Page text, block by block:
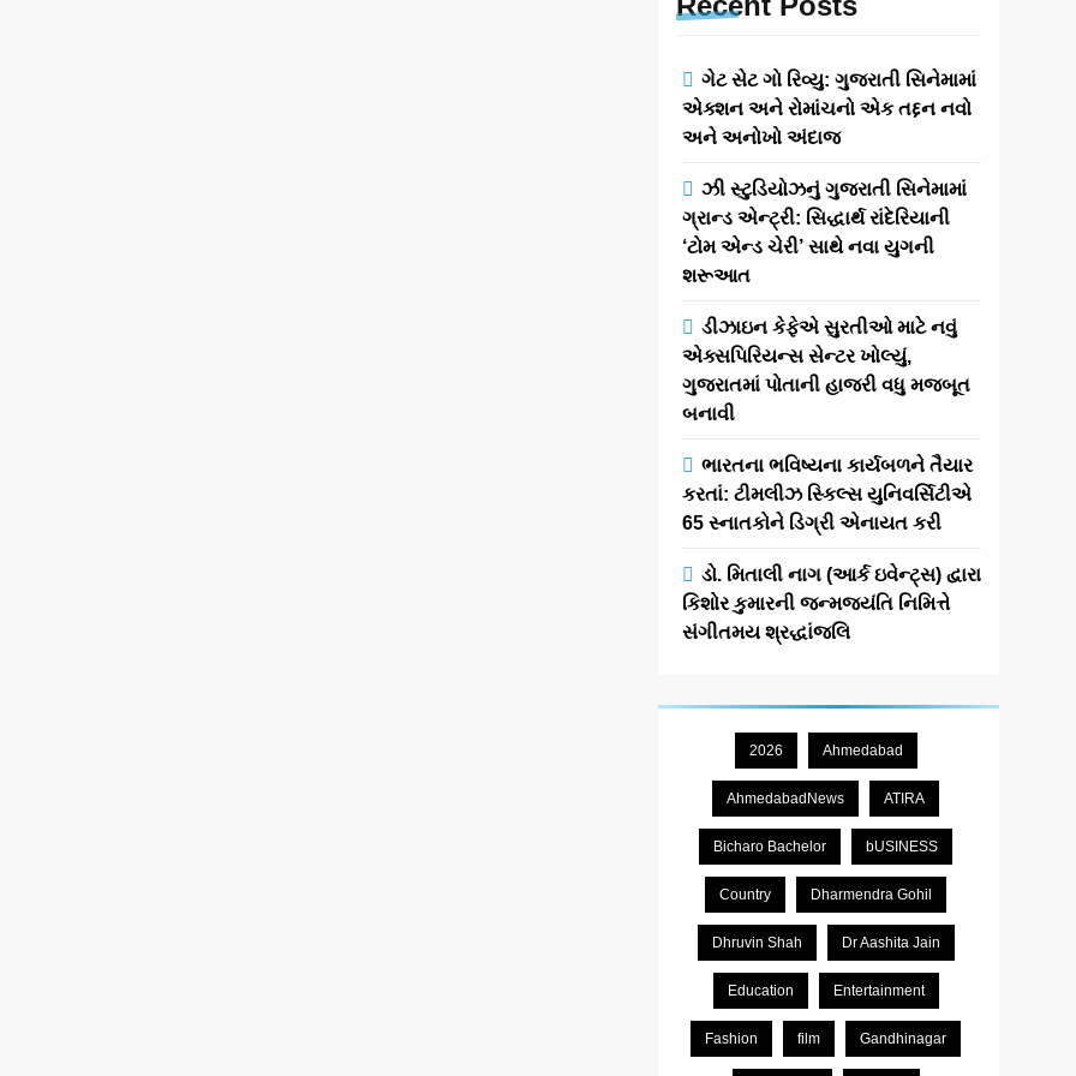
ગેટ સેટ ગો રિવ્યુ: ગુજરાતી સિનેમામાં
એક્શન અને રોમાંચનો એક તદ્દન નવો
અને અનોખો અંદાજ
ઝી સ્ટુડિયોઝનું ગુજરાતી સિનેમામાં
ગ્રાન્ડ એન્ટ્રી: સિદ્ધાર્થ રાંદેરિયાની
‘ટોમ એન્ડ ચેરી’ સાથે નવા યુગની
શરૂઆત
ડીઝાઇન કેફેએ સુરતીઓ માટે નવું
એક્સપિરિયન્સ સેન્ટર ખોલ્યું,
ગુજરાતમાં પોતાની હાજરી વધુ મજબૂત
બનાવી
ભારતના ભવિષ્યના કાર્યબળને તૈયાર
કરતાં: ટીમલીઝ સ્કિલ્સ યુનિવર્સિટીએ
65 સ્નાતકોને ડિગ્રી એનાયત કરી
ડો. મિતાલી નાગ (આર્ક ઇવેન્ટ્સ) દ્વારા
કિશોર કુમારની જન્મજયંતિ નિમિત્તે
સંગીતમય શ્રદ્ધાંજલિ
2026 Ahmedabad
AhmedabadNews ATIRA
Bicharo Bachelor bUSINESS
Country Dharmendra Gohil
Dhruvin Shah Dr Aashita Jain
Education Entertainment
Fashion film Gandhinagar